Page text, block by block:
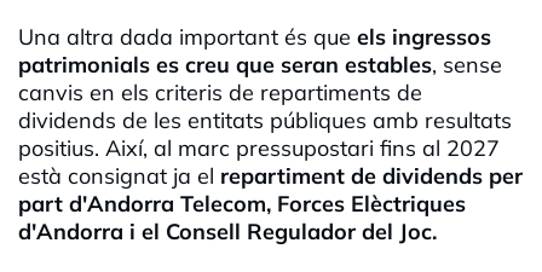
Una altra dada important és que els ingressos
patrimonials es creu que seran estables, sense
canvis en els criteris de repartiments de
dividends de les entitats públiques amb resultats
positius. Així, al marc pressupostari fins al 2027
està consignat ja el repartiment de dividends per
part d'Andorra Telecom, Forces Elèctriques
d'Andorra i el Consell Regulador del Joc.